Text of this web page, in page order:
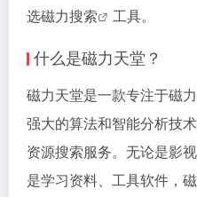
选磁力搜索 工具。
什么是磁力天堂？
磁力天堂是一款专注于磁
强大的算法和智能分析技
资源搜索服务。无论是影
是学习资料、工具软件，